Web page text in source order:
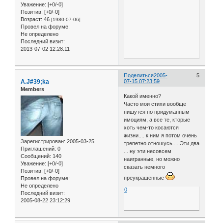
Уважение: [+0/-0]
Позитив: [+0/-0]
Возраст: 46 [1980-07-06]
Провел на форуме:
Не определено
Последний визит:
2013-07-02 12:28:11
Поделиться 5
2005-
07-15 07:23:59
A.J#39;ka
Members
Зарегистрирован: 2005-03-25
Приглашений: 0
Сообщений: 140
Уважение: [+0/-0]
Позитив: [+0/-0]
Провел на форуме:
Не определено
Последний визит:
2005-08-22 23:12:29
Какой именно?
Часто мои стихи вообще
пишутся по придуманным
имоциям, а все те, кторые
хоть чем-то косаются
жизни.... к ним я потом очень
трепетно отношусь.... Эти два
... ну эти несовсем
наигранные, но можно
сказать немного
преукрашенные
0